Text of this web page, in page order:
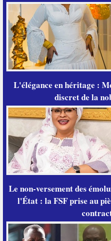
L'élégance en héritage :
discret de la
Le non-versement des
l'État : la FSF prise au